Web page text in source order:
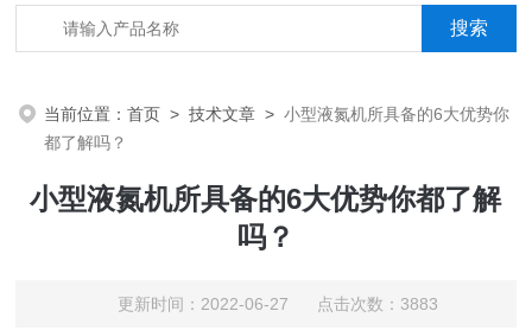
当前位置：首页 >技术文章 >小型液氮机所具备的6大优势你
都了解吗？
小型液氮机所具备的6大优势你都了解
吗？
更新时间：2022-06-27 点击次数：3883